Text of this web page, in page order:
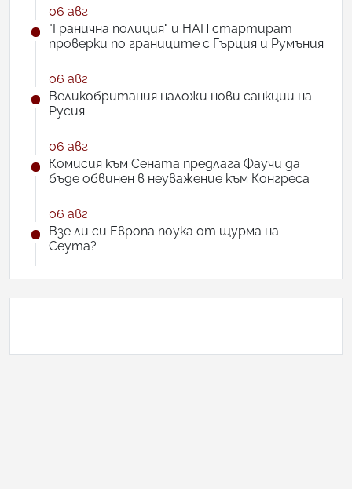
06 авг
"Гранична полиция" и НАП стартират
проверки по границите с Гърция и Румъния
06 авг
Великобритания наложи нови санкции на
Русия
06 авг
Комисия към Сената предлага Фаучи да
бъде обвинен в неуважение към Конгреса
06 авг
Взе ли си Европа поука от щурма на
Сеута?